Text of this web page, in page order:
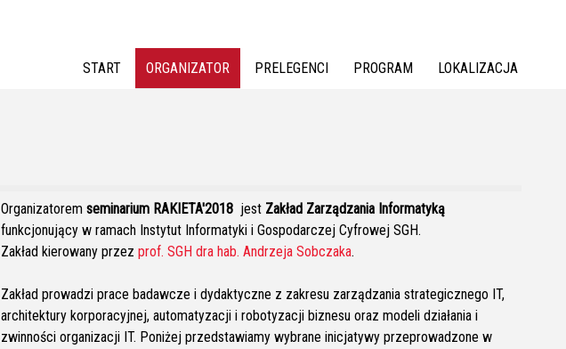
START ORGANIZATOR PRELEGENCI PROGRAM LOKALIZACJA
Organizatoremseminarium RAKIETA'2018 jest Zakład Zarządzania Informatyką
funkcjonujący w ramach Instytut Informatyki i Gospodarczej Cyfrowej SGH.
Zakład kierowany przezprof. SGH dra hab. Andrzeja Sobczaka.
Zakład prowadzi prace badawcze i dydaktyczne z zakresu zarządzania strategicznego IT,
architektury korporacyjnej, automatyzacji i robotyzacji biznesu oraz modeli działania i
zwinności organizacji IT. Poniżej przedstawiamy wybrane inicjatywy przeprowadzone w